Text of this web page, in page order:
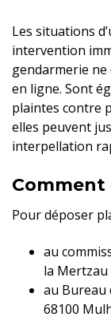
Les situations
intervention
gendarmerie
en ligne. Sont
plaintes contre
elles peuvent
interpellation
Comment
Pour déposer
au
la Mertzau
au Bureau
68100